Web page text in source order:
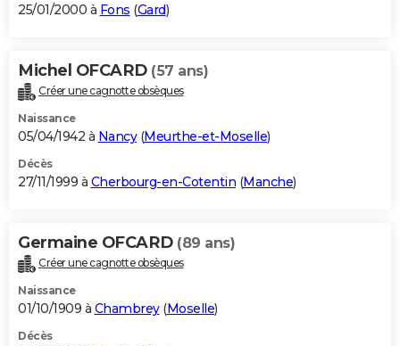
25/01/2000 à Fons (Gard)
Michel OFCARD (57 ans)
Créer une cagnotte obsèques
Naissance
05/04/1942 à Nancy(Meurthe-et-Moselle)
Décès
27/11/1999 à Cherbourg-en-Cotentin (Manche)
Germaine OFCARD (89 ans)
Créer une cagnotte obsèques
Naissance
01/10/1909 à Chambrey(Moselle)
Décès